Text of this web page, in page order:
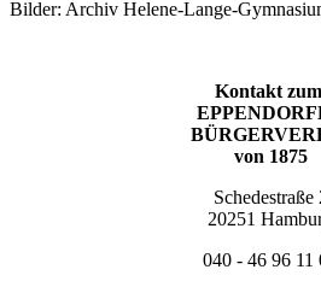
Bilder: Archiv Helene-Lange-
Kontakt zum
von 1875
Schedestraße
20251
040 - 46 96 11